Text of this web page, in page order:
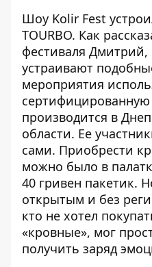
Шоу Kolir Fest
TOURBO. Как
фестиваля Дмитрий,
устраивают
мероприятия
сертифицированную
производится в
области. Ее
сами. Приобрести
можно было в
40 гривен пакетик.
открытым и без
кто не хотел
«кровные», мог
получить заряд